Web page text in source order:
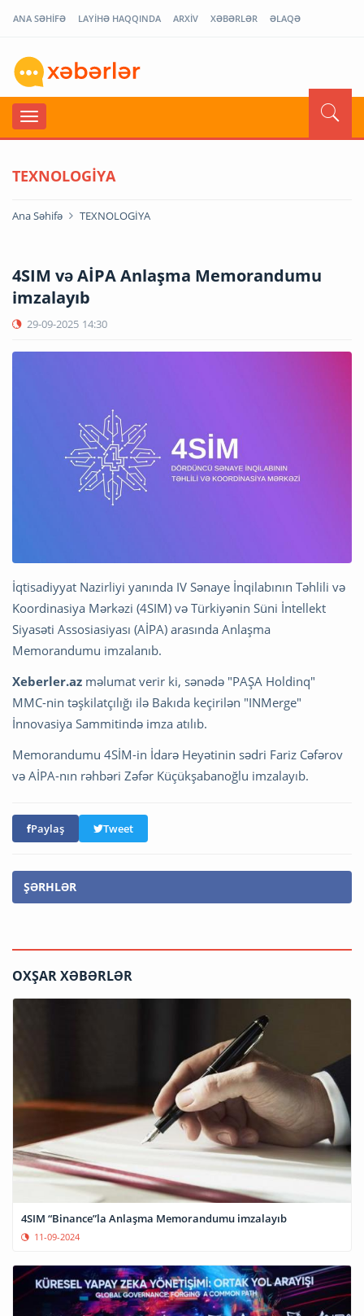
ANA SƏHİFƏ LAYİHƏ HAQQINDA ARXİV XƏBƏRLƏR ƏLAQƏ
TEXNOLOGİYA
Ana Səhifə TEXNOLOGİYA
4SIM və AİPA Anlaşma Memorandumu
imzalayıb
29-09-2025 14:30
İqtisadiyyat Nazirliyi yanında IV Sənaye İnqilabının Təhlili və
Koordinasiya Mərkəzi (4SIM) və Türkiyənin Süni İntellekt
Siyasəti Assosiasiyası (AİPA) arasında Anlaşma
Memorandumu imzalanıb.
Xeberler.az məlumat verir ki, sənədə "PAŞA Holdinq"
MMC-nin təşkilatçılığı ilə Bakıda keçirilən "INMerge"
İnnovasiya Sammitində imza atılıb.
Memorandumu 4SİM-in İdarə Heyətinin sədri Fariz Cəfərov
və AİPA-nın rəhbəri Zəfər Küçükşabanoğlu imzalayıb.
Paylaş Tweet
ŞƏRHLƏR
OXŞAR XƏBƏRLƏR
4SIM “Binance”la Anlaşma Memorandumu imzalayıb
11-09-2024